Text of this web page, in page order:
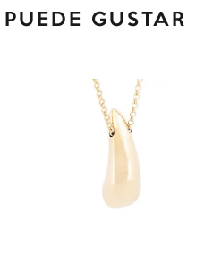
GUSTAR